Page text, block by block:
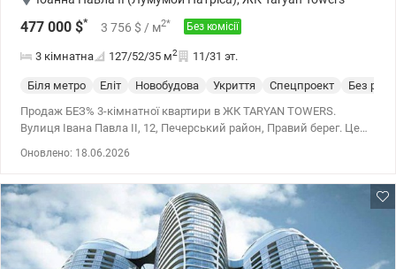
477 000 $* 3 756 $ / м2* Без комісії
3 кімнатна 127/52/35 м2 11/31 эт.
Біля метро Еліт Новобудова Укриття Спецпроект
Без
Продаж БЕЗ% 3-кімнатної квартири в ЖК TARYAN TOWERS.
Вулиця Івана Павла II, 12, Печерський район, Правий берег. Це
кімнатна видова квартира в одному з найінноваційних та
Вежа №1 – 11 поверх із 31. Загальна площа квартири – 126,7 м2.
Тип планування 3А. Шикарні заходи сонця і світанки, види на
Печерськ і лівий берег, у тому числі на Батьківщину-Мати - весь
світ ваш! Три дахи з індивідуальними концепціями: 1 – ресторан
з панорамним видом на Київ та відкритою терасою, 2 – парк на
Оновлено: 18.06.2026